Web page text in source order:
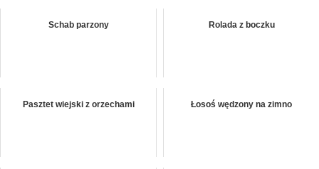
Schab parzony Rolada z boczku
Pasztet wiejski z orzechami Łosoś wędzony na zimno